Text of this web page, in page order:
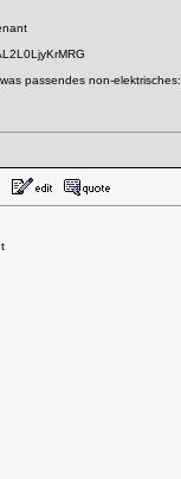
passendes non-elektrisches: